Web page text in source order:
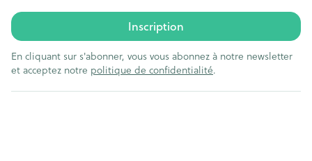
Inscription
En cliquant sur s'abonner, vous vous abonnez à notre newsletter
et acceptez notre politique de confidentialité.